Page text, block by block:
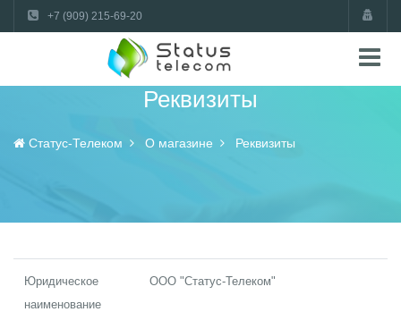
+7 (909) 215-69-20
Реквизиты
Статус-Телеком О магазине Реквизиты
Юридическое
наименование
ООО "Статус-Телеком"